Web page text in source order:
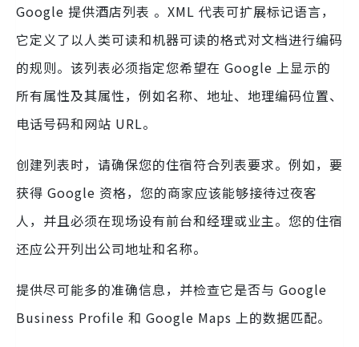
Google 提供酒店列表 。XML 代表可扩展标记语言，
它定义了以人类可读和机器可读的格式对文档进行编码
的规则。该列表必须指定您希望在 Google 上显示的
所有属性及其属性，例如名称、地址、地理编码位置、
电话号码和网站 URL。
创建列表时，请确保您的住宿符合列表要求。例如，要
获得 Google 资格，您的商家应该能够接待过夜客
人，并且必须在现场设有前台和经理或业主。您的住宿
还应公开列出公司地址和名称。
提供尽可能多的准确信息，并检查它是否与 Google
Business Profile 和 Google Maps 上的数据匹配。